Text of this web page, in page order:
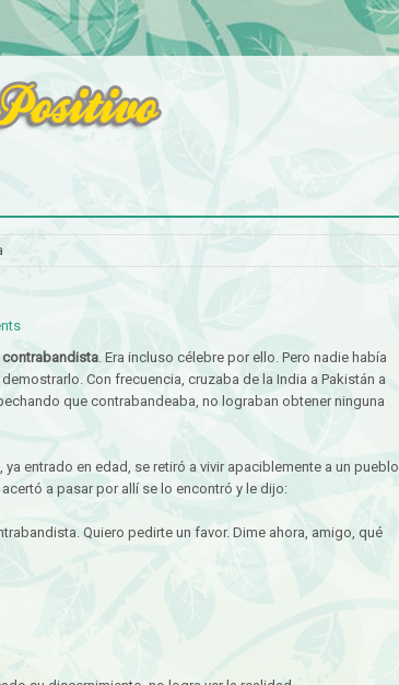
contrabandista. Era incluso célebre por ello. Pero nadie había
Con frecuencia, cruzaba de la India a Pakistán a
que contrabandeaba, no lograban obtener ninguna
entrado en edad, se retiró a vivir apaciblemente a un pueblo
a pasar por allí se lo encontró y le dijo:
Quiero pedirte un favor. Dime ahora, amigo, qué